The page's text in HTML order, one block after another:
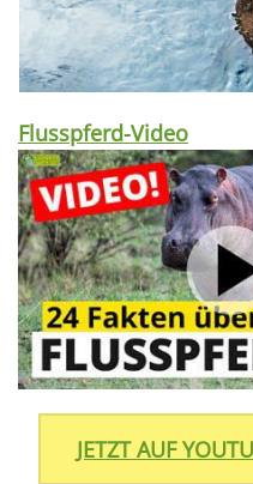
Flusspferd-Video
JETZT AUF